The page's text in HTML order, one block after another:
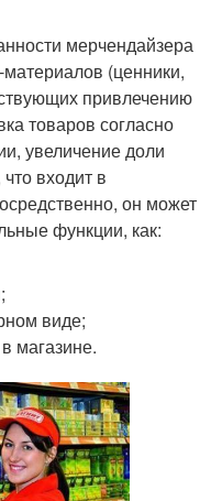
мерчендайзера
(ценники,
привлечению
товаров согласно
увеличение доли
входит в
он может
функции, как:
виде;
магазине.